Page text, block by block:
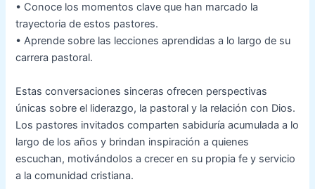
• Conoce los momentos clave que han marcado la
trayectoria de estos pastores.
• Aprende sobre las lecciones aprendidas a lo largo de su
carrera pastoral.
Estas conversaciones sinceras ofrecen perspectivas
únicas sobre el liderazgo, la pastoral y la relación con Dios.
Los pastores invitados comparten sabiduría acumulada a lo
largo de los años y brindan inspiración a quienes
escuchan, motivándolos a crecer en su propia fe y servicio
a la comunidad cristiana.